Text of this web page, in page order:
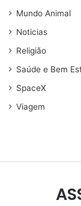
Mundo Animal
Noticias
Religião
Saúde e Bem
SpaceX
Viagem